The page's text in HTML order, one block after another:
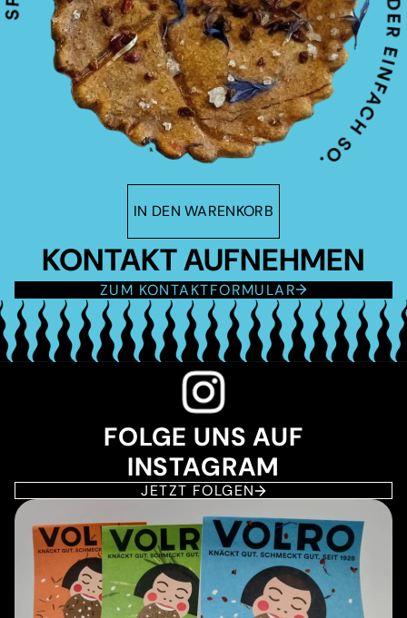
IN DEN WARENKORB
KONTAKT AUFNEHMEN
ZUM KONTAKTFORMULAR
FOLGE UNS AUF
INSTAGRAM
JETZT FOLGEN